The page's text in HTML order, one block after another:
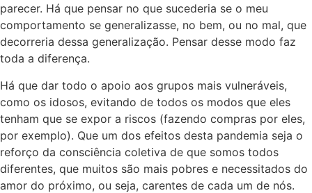
parecer. Há que pensar no que sucederia se o meu
comportamento se generalizasse, no bem, ou no mal, que
decorreria dessa generalização. Pensar desse modo faz
toda a diferença.
Há que dar todo o apoio aos grupos mais vulneráveis,
como os idosos, evitando de todos os modos que eles
tenham que se expor a riscos (fazendo compras por eles,
por exemplo). Que um dos efeitos desta pandemia seja o
reforço da consciência coletiva de que somos todos
diferentes, que muitos são mais pobres e necessitados do
amor do próximo, ou seja, carentes de cada um de nós.